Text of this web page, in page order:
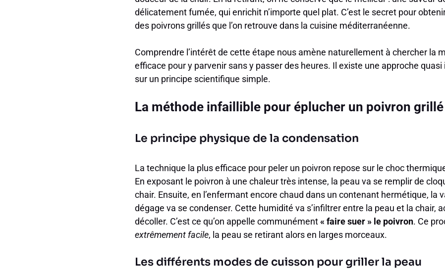
délicatement fumée, qui enrichit n’importe quel plat. C’est le secret pour
des poivrons grillés que l’on retrouve dans la cuisine méditerranéenne.
Comprendre l’intérêt de cette étape nous amène naturellement à chercher la
efficace pour y parvenir sans y passer des heures. Il existe une approche
sur un principe scientifique simple.
La méthode infaillible pour éplucher un poivron grillé
Le principe physique de la condensation
La technique la plus efficace pour peler un poivron repose sur le choc
En exposant le poivron à une chaleur très intense, la peau va se remplir de
chair. Ensuite, en l’enfermant encore chaud dans un contenant hermétique, la
dégage va se condenser. Cette humidité va s’infiltrer entre la peau et la chair,
décoller. C’est ce qu’on appelle communément« faire suer » le poivron. Ce
extrêmement facile, la peau se retirant alors en larges morceaux.
Les différents modes de cuisson pour griller la peau